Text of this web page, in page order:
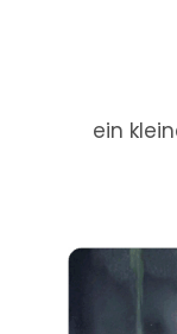
ein